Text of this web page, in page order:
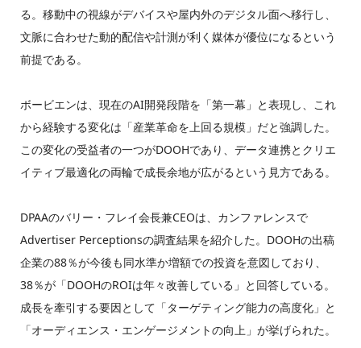
る。移動中の視線がデバイスや屋内外のデジタル面へ移行し、
文脈に合わせた動的配信や計測が利く媒体が優位になるという
前提である。
ボービエンは、現在のAI開発段階を「第一幕」と表現し、これ
から経験する変化は「産業革命を上回る規模」だと強調した。
この変化の受益者の一つがDOOHであり、データ連携とクリエ
イティブ最適化の両輪で成長余地が広がるという見方である。
DPAAのバリー・フレイ会長兼CEOは、カンファレンスで
Advertiser Perceptionsの調査結果を紹介した。DOOHの出稿
企業の88％が今後も同水準か増額での投資を意図しており、
38％が「DOOHのROIは年々改善している」と回答している。
成長を牽引する要因として「ターゲティング能力の高度化」と
「オーディエンス・エンゲージメントの向上」が挙げられた。